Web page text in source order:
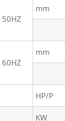
50HZ
mm
60HZ
mm
HP/P
KW